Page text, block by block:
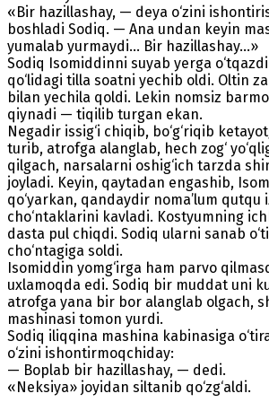
«Bir hazillashay, — deya o‘zini
boshladi Sodiq. — Ana undan keyin
yumalab yurmaydi... Bir hazillashay...»
Sodiq Isomiddinni suyab yerga
qo‘lidagi tilla soatni yechib oldi. Oltin
bilan yechila qoldi. Lekin nomsiz
qiynadi — tiqilib turgan ekan.
Negadir issig‘i chiqib, bo‘g‘riqib
turib, atrofga alanglab, hech zog‘
qilgach, narsalarni oshig‘ich tarzda
joyladi. Keyin, qaytadan engashib,
qo‘yarkan, qandaydir noma’lum qutqu
cho‘ntaklarini kavladi. Kostyumning
dasta pul chiqdi. Sodiq ularni sanab
cho‘ntagiga soldi.
Isomiddin yomg‘irga ham parvo
uxlamoqda edi. Sodiq bir muddat uni
atrofga yana bir bor alanglab olgach,
mashinasi tomon yurdi.
Sodiq iliqqina mashina kabinasiga
o‘zini ishontirmoqchiday:
— Boplab bir hazillashay, — dedi.
«Neksiya» joyidan siltanib qo‘zg‘aldi.